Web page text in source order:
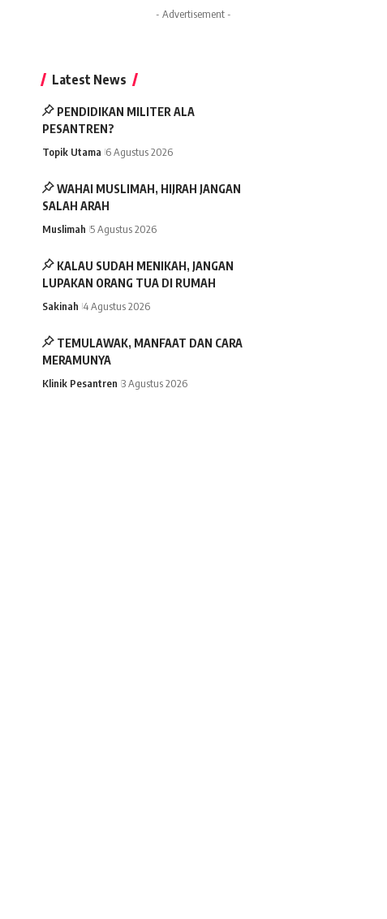
- Advertisement -
Latest News
PENDIDIKAN MILITER ALA
PESANTREN?
Topik Utama 6 Agustus 2026
WAHAI MUSLIMAH, HIJRAH JANGAN
SALAH ARAH
Muslimah 5 Agustus 2026
KALAU SUDAH MENIKAH, JANGAN
LUPAKAN ORANG TUA DI RUMAH
Sakinah 4 Agustus 2026
TEMULAWAK, MANFAAT DAN CARA
MERAMUNYA
Klinik Pesantren 3 Agustus 2026